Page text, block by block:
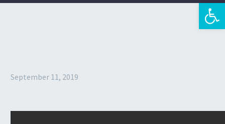
September 11, 2019